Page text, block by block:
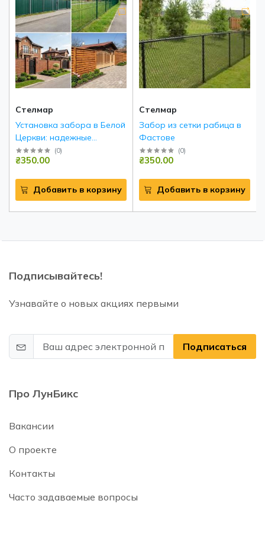
Стелмар
Установка забора в Белой
Церкви: надежные
инженерные решения под
ключ
(0)
₴350.00
Добавить в корзину
Стелмар
Забор из сетки рабица в
Фастове
(0)
₴350.00
Добавить в корзину
Подписывайтесь!
Узнавайте о новых акциях первыми
Подписаться
Про ЛунБикс
Вакансии
О проекте
Контакты
Часто задаваемые вопросы